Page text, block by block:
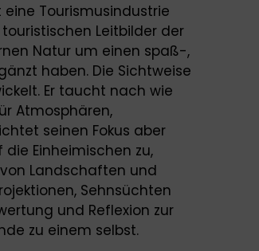
Tourismusindustrie
Leitbilder der
Natur um einen spaß-,
haben. Die Sichtweise
Er taucht nach wie
Atmosphären,
seinen Fokus aber
Einheimischen zu,
Landschaften und
Sehnsüchten
und Reflexion zur
zu einem selbst.